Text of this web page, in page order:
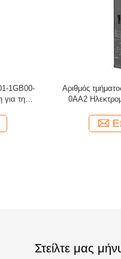
1GB00-
για τη
Αριθμός
0AA2
Στείλτε μας